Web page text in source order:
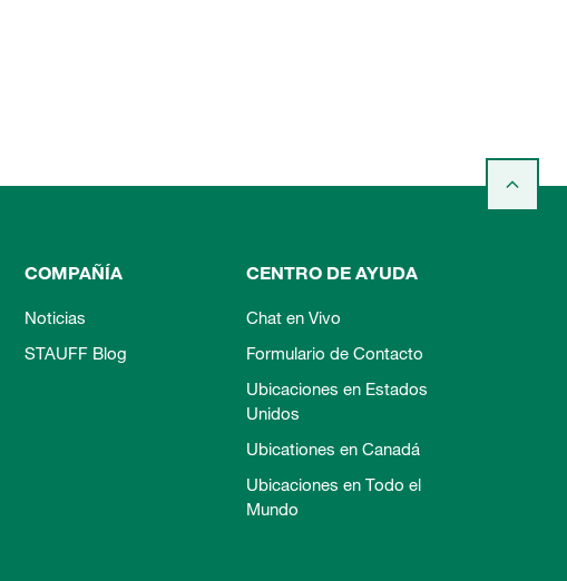
COMPAÑÍA
Noticias
STAUFF Blog
CENTRO DE AYUDA
Chat en Vivo
Formulario de Contacto
Ubicaciones en Estados
Unidos
Ubicationes en Canadá
Ubicaciones en Todo el
Mundo